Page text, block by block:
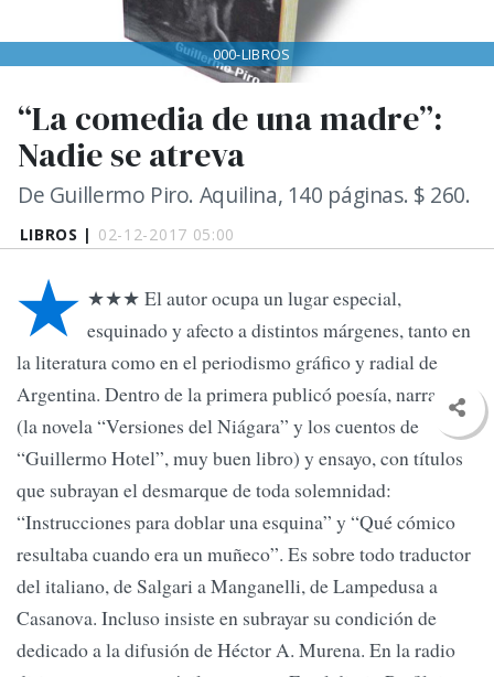
LIBROS | 02-12-2017 05:00
“La comedia de una madre”:
Nadie se atreva
De Guillermo Piro. Aquilina, 140 páginas. $ 260.
000-LIBROS
★ ★★★ El autor ocupa un lugar especial,
esquinado y afecto a distintos márgenes, tanto en
la literatura como en el periodismo gráfico y radial de
Argentina. Dentro de la primera publicó poesía, narrativa
(la novela “Versiones del Niágara” y los cuentos de
“Guillermo Hotel”, muy buen libro) y ensayo, con títulos
que subrayan el desmarque de toda solemnidad:
“Instrucciones para doblar una esquina” y “Qué cómico
resultaba cuando era un muñeco”. Es sobre todo traductor
del italiano, de Salgari a Manganelli, de Lampedusa a
Casanova. Incluso insiste en subrayar su condición de
dedicado a la difusión de Héctor A. Murena. En la radio